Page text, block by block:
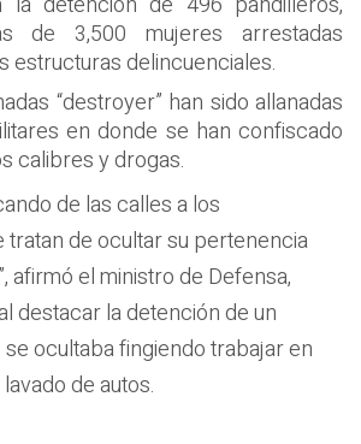
de 3,500 mujeres arrestadas
estructuras delincuenciales.
“destroyer” han sido allanadas
en donde se han confiscado
calibres y drogas.
de las calles a los
tratan de ocultar su pertenencia
afirmó el ministro de Defensa,
destacar la detención de un
ocultaba fingiendo trabajar en
de autos.